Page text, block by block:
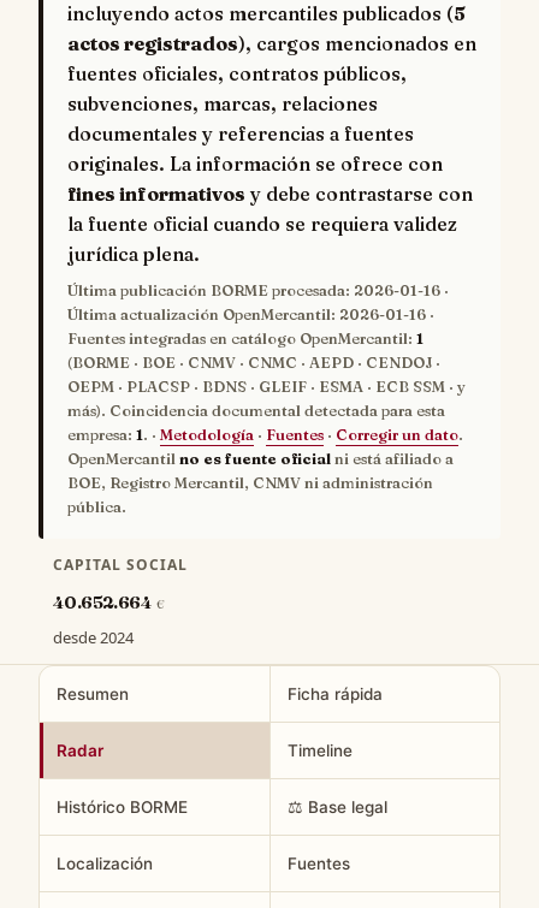
incluyendo actos mercantiles publicados (5
actos registrados), cargos mencionados en
fuentes oficiales, contratos públicos,
subvenciones, marcas, relaciones
documentales y referencias a fuentes
originales. La información se ofrece con
fines informativos y debe contrastarse con
la fuente oficial cuando se requiera validez
jurídica plena.
Última publicación BORME procesada: 2026-01-16 ·
Última actualización OpenMercantil: 2026-01-16 ·
Fuentes integradas en catálogo OpenMercantil: 1
(BORME · BOE · CNMV · CNMC · AEPD · CENDOJ ·
OEPM · PLACSP · BDNS · GLEIF · ESMA · ECB SSM · y
más). Coincidencia documental detectada para esta
empresa: 1. · Metodología · Fuentes · Corregir un dato.
OpenMercantil no es fuente oficial ni está afiliado a
BOE, Registro Mercantil, CNMV ni administración
pública.
CAPITAL SOCIAL
40.652.664 €
desde 2024
Resumen Ficha rápida
Radar Timeline
Histórico BORME ⚖️ Base legal
Localización Fuentes